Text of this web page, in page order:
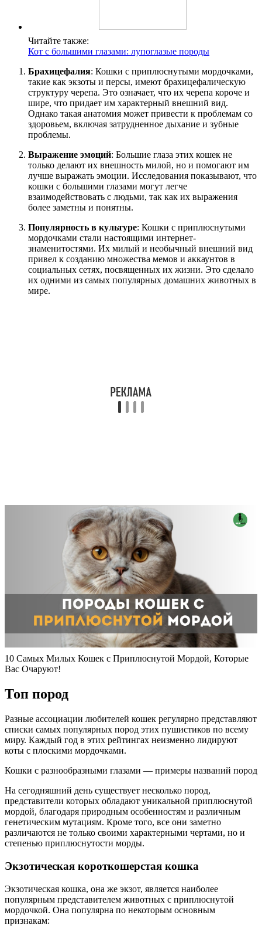
Читайте также:
Кот с большими глазами: лупоглазые породы
Брахицефалия: Кошки с приплюснутыми мордочками,
такие как экзоты и персы, имеют брахицефалическую
структуру черепа. Это означает, что их черепа короче и
шире, что придает им характерный внешний вид.
Однако такая анатомия может привести к проблемам со
здоровьем, включая затрудненное дыхание и зубные
проблемы.
Выражение эмоций: Большие глаза этих кошек не
только делают их внешность милой, но и помогают им
лучше выражать эмоции. Исследования показывают, что
кошки с большими глазами могут легче
взаимодействовать с людьми, так как их выражения
более заметны и понятны.
Популярность в культуре: Кошки с приплюснутыми
мордочками стали настоящими интернет-
знаменитостями. Их милый и необычный внешний вид
привел к созданию множества мемов и аккаунтов в
социальных сетях, посвященных их жизни. Это сделало
их одними из самых популярных домашних животных в
мире.
10 Самых Милых Кошек с Приплюснутой Мордой, Которые
Вас Очаруют!
Топ пород
Разные ассоциации любителей кошек регулярно представляют
списки самых популярных пород этих пушистиков по всему
миру. Каждый год в этих рейтингах неизменно лидируют
коты с плоскими мордочками.
Кошки с разнообразными глазами — примеры названий пород
На сегодняшний день существует несколько пород,
представители которых обладают уникальной приплюснутой
мордой, благодаря природным особенностям и различным
генетическим мутациям. Кроме того, все они заметно
различаются не только своими характерными чертами, но и
степенью приплюснутости морды.
Экзотическая короткошерстая кошка
Экзотическая кошка, она же экзот, является наиболее
популярным представителем животных с приплюснутой
мордочкой. Она популярна по некоторым основным
признакам: